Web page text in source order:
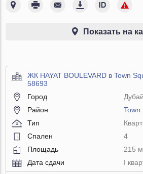
Показать на
ЖК HAYAT BOULEVARD в Town
58693
Город
Дубай
Район
Town
Тип
Спален
4
Площадь
215
Дата сдачи
I